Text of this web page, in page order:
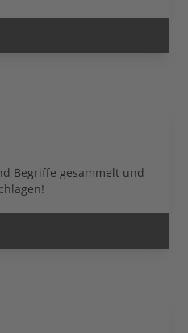
Begriffe gesammelt und